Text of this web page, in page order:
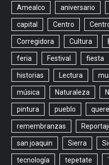
Amealco aniversario
capital Centro
Corregidora Cultura
feria Festival fiesta
historias Lectura
música Naturaleza
pintura pueblo
remembranzas
san joaquin Sierra
tecnología tepetate